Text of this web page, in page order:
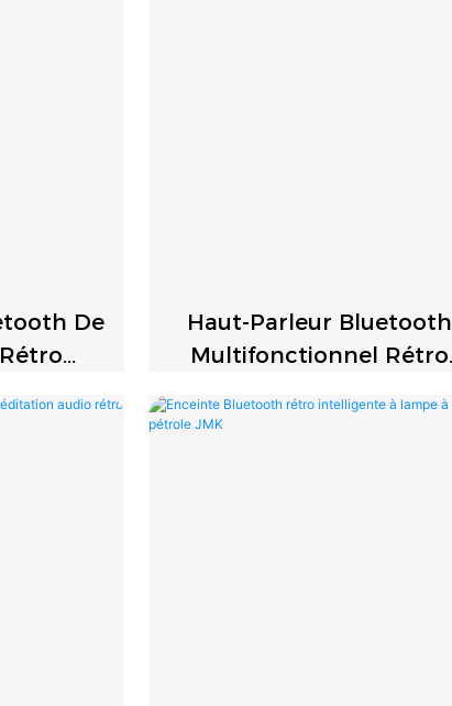
De
Haut-Parleur Bluetooth
Multifonctionnel Rétro